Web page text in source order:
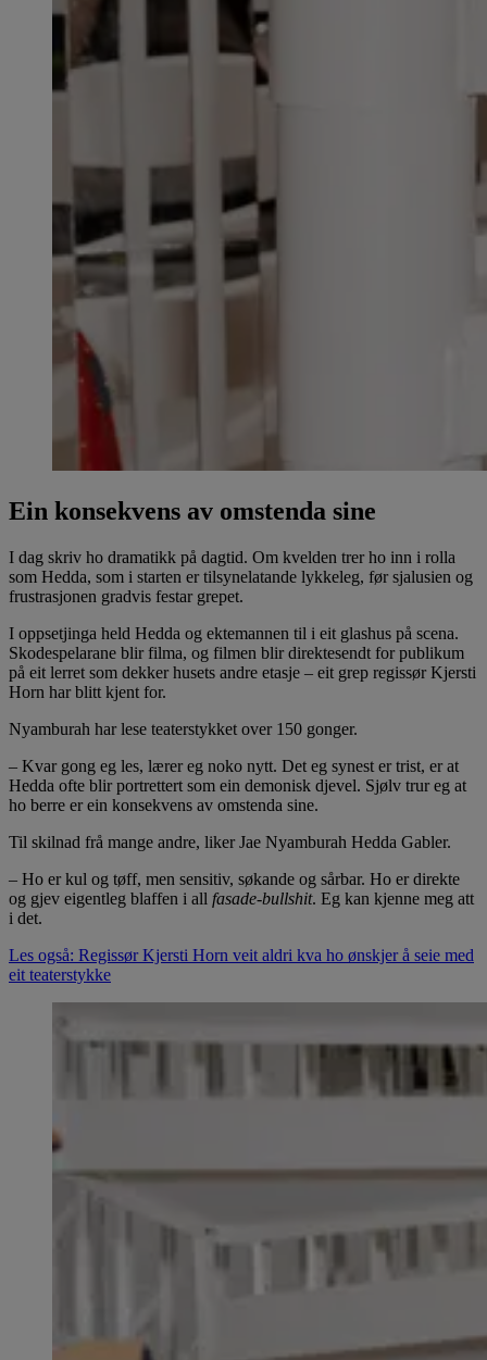
Ein konsekvens av omstenda sine
I dag skriv ho dramatikk på dagtid. Om kvelden trer ho inn i rolla
som Hedda, som i starten er tilsynelatande lykkeleg, før sjalusien og
frustrasjonen gradvis festar grepet.
I oppsetjinga held Hedda og ektemannen til i eit glashus på scena.
Skodespelarane blir filma, og filmen blir direktesendt for publikum
på eit lerret som dekker husets andre etasje – eit grep regissør Kjersti
Horn har blitt kjent for.
Nyamburah har lese teaterstykket over 150 gonger.
– Kvar gong eg les, lærer eg noko nytt. Det eg synest er trist, er at
Hedda ofte blir portrettert som ein demonisk djevel. Sjølv trur eg at
ho berre er ein konsekvens av omstenda sine.
Til skilnad frå mange andre, liker Jae Nyamburah Hedda Gabler.
– Ho er kul og tøff, men sensitiv, søkande og sårbar. Ho er direkte
og gjev eigentleg blaffen i all fasade-bullshit. Eg kan kjenne meg att
i det.
Les også: Regissør Kjersti Horn veit aldri kva ho ønskjer å seie med
eit teaterstykke